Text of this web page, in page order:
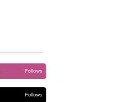
Follows
Follows